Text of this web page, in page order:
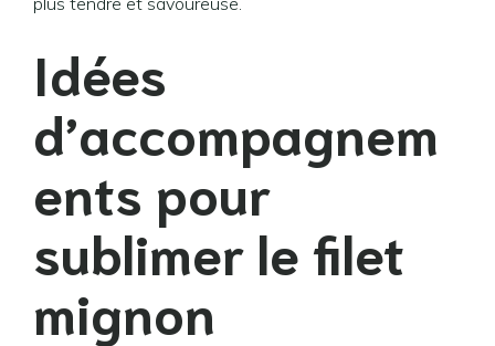
Idées
d’accompagnem
ents pour
sublimer le filet
mignon